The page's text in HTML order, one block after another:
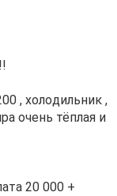
, xoлoдильник ,
очень тёплaя и
20 000 +